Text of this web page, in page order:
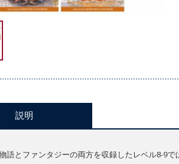
説明
語とファンタジーの両方を収録したレベル8-9